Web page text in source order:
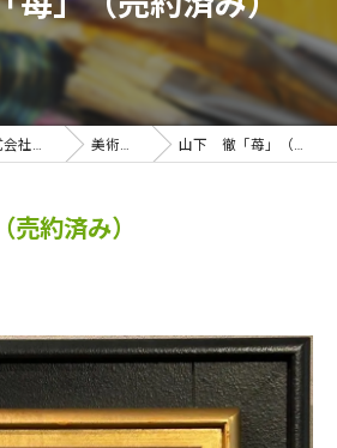
美術品の買取なら株式会社アートフラール 美術品一覧 山下 徹「苺」（売約済み）
約済み）